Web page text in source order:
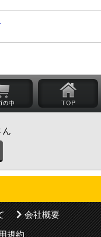
ん
会社概要
規約